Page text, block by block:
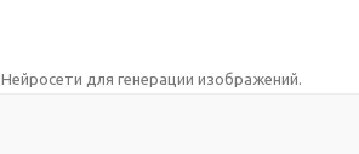
Нейросети для генерации изображений.